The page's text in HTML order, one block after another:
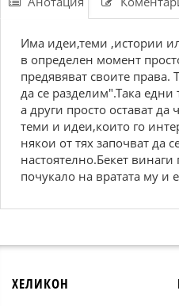
Има идеи,теми ,истории
в определен момент
предявяват своите права.
да се разделим".Така едни
а други просто остават да
теми и идеи,които го
някои от тях започват да
настоятелно.Бекет
почукало на вратата му и
ХЕЛИКОН